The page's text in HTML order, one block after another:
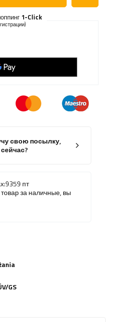
1-Click
свою посылку,
9359 пт
за наличные, вы
GS